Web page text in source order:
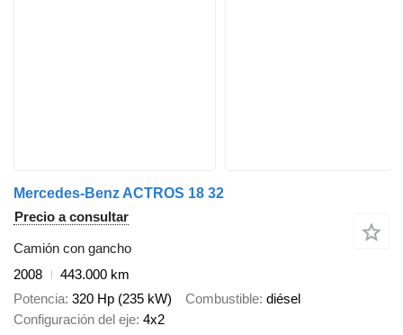
Mercedes-Benz ACTROS 18 32
Precio a consultar
Camión con gancho
2008
443.000 km
Potencia 320 Hp (235 kW) Combustible diésel
Configuración del eje 4x2